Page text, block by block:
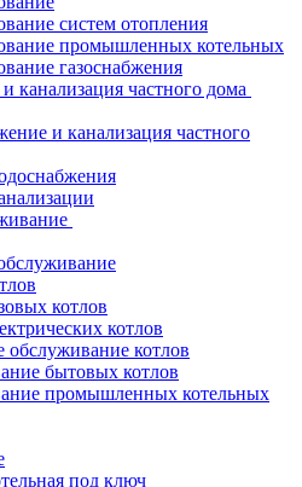
систем отопления
промышленных котельных
газоснабжения
канализация частного дома
и канализация частного
котлов
котлов
обслуживание котлов
бытовых котлов
промышленных котельных
под ключ